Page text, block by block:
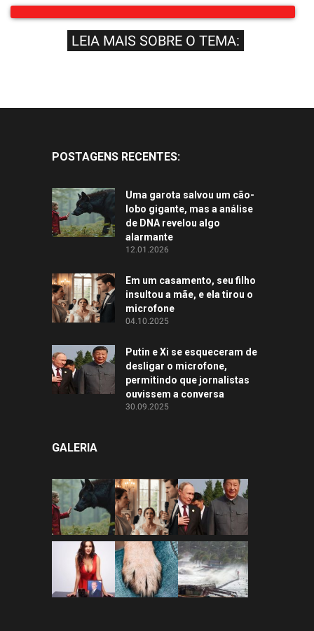
LEIA MAIS SOBRE O TEMA:
POSTAGENS RECENTES:
Uma garota salvou um cão-
lobo gigante, mas a análise
de DNA revelou algo
alarmante
12.01.2026
Em um casamento, seu filho
insultou a mãe, e ela tirou o
microfone
04.10.2025
Putin e Xi se esqueceram de
desligar o microfone,
permitindo que jornalistas
ouvissem a conversa
30.09.2025
GALERIA